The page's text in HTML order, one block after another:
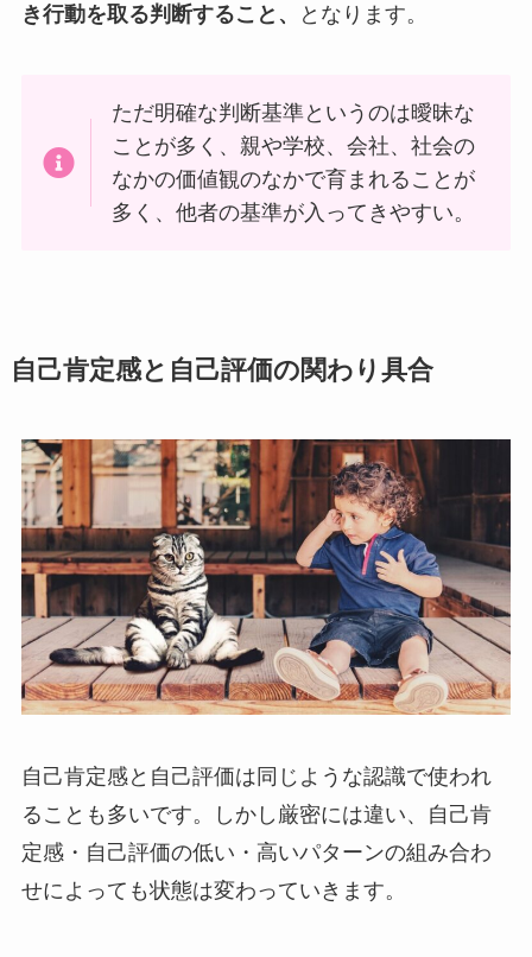
き行動を取る判断すること、
となります。
ただ明確な判断基準というのは曖昧な
ことが多く、親や学校、会社、社会の
なかの価値観のなかで育まれることが
多く、他者の基準が入ってきやすい。
自己肯定感と自己評価の関わり具合
自己肯定感と自己評価は同じような認識で使われ
ることも多いです。しかし厳密には違い、自己肯
定感・自己評価の低い・高いパターンの組み合わ
せによっても状態は変わっていきます。